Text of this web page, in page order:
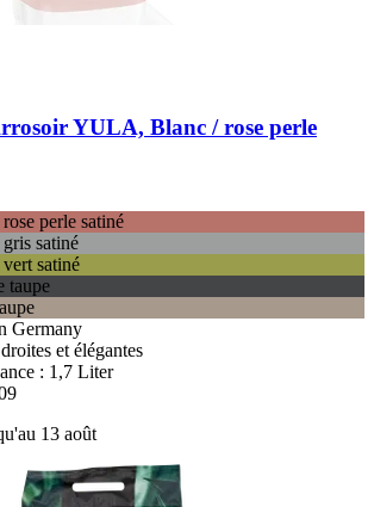
YULA, Blanc / rose perle
perle satiné
satiné
satiné
taupe
Germany
et élégantes
: 1,7 Liter
13 août